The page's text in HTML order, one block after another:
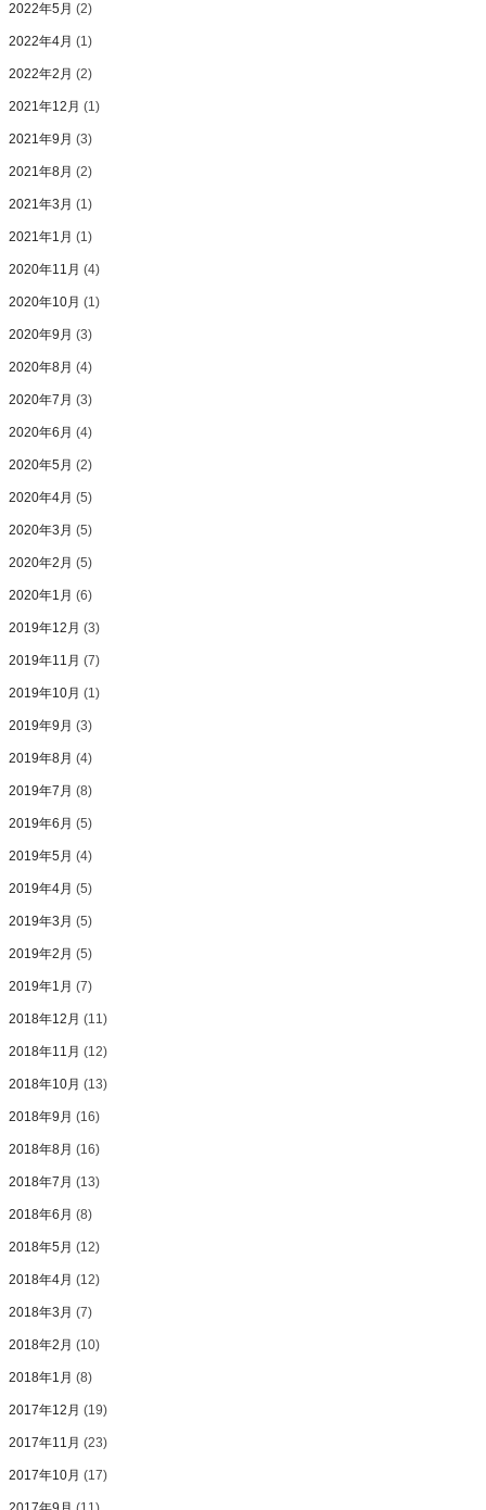
2022年5月 (2)
2022年4月 (1)
2022年2月 (2)
2021年12月 (1)
2021年9月 (3)
2021年8月 (2)
2021年3月 (1)
2021年1月 (1)
2020年11月 (4)
2020年10月 (1)
2020年9月 (3)
2020年8月 (4)
2020年7月 (3)
2020年6月 (4)
2020年5月 (2)
2020年4月 (5)
2020年3月 (5)
2020年2月 (5)
2020年1月 (6)
2019年12月 (3)
2019年11月 (7)
2019年10月 (1)
2019年9月 (3)
2019年8月 (4)
2019年7月 (8)
2019年6月 (5)
2019年5月 (4)
2019年4月 (5)
2019年3月 (5)
2019年2月 (5)
2019年1月 (7)
2018年12月 (11)
2018年11月 (12)
2018年10月 (13)
2018年9月 (16)
2018年8月 (16)
2018年7月 (13)
2018年6月 (8)
2018年5月 (12)
2018年4月 (12)
2018年3月 (7)
2018年2月 (10)
2018年1月 (8)
2017年12月 (19)
2017年11月 (23)
2017年10月 (17)